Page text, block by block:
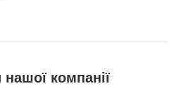
нашої компанії